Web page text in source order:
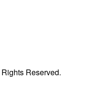
Reserved.